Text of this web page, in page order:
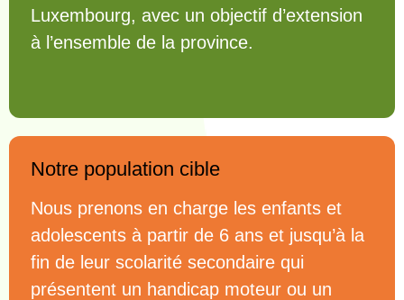
Luxembourg, avec un objectif d’extension
à l’ensemble de la province.
Notre population cible
Nous prenons en charge les enfants et
adolescents à partir de 6 ans et jusqu’à la
fin de leur scolarité secondaire qui
présentent un handicap moteur ou un